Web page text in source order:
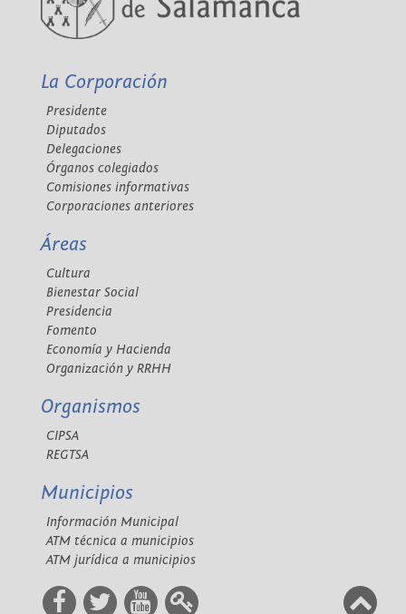
La Corporación
Presidente
Diputados
Delegaciones
Órganos colegiados
Comisiones informativas
Corporaciones anteriores
Áreas
Cultura
Bienestar Social
Presidencia
Fomento
Economía y Hacienda
Organización y RRHH
Organismos
CIPSA
REGTSA
Municipios
Información Municipal
ATM técnica a municipios
ATM jurídica a municipios